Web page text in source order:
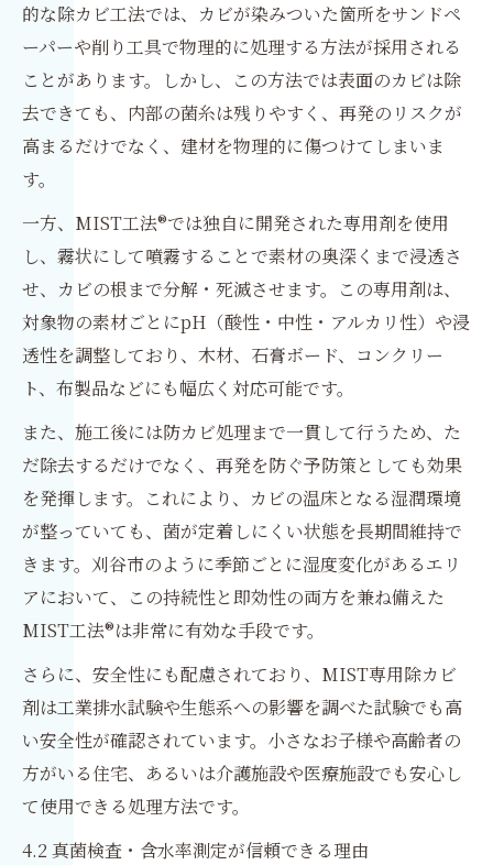
的な除カビ工法では、カビが染みついた箇所をサンドペ
ーパーや削り工具で物理的に処理する方法が採用される
ことがあります。しかし、この方法では表面のカビは除
去できても、内部の菌糸は残りやすく、再発のリスクが
高まるだけでなく、建材を物理的に傷つけてしまいま
す。
一方、MIST工法®では独自に開発された専用剤を使用
し、霧状にして噴霧することで素材の奥深くまで浸透さ
せ、カビの根まで分解・死滅させます。この専用剤は、
対象物の素材ごとにpH（酸性・中性・アルカリ性）や浸
透性を調整しており、木材、石膏ボード、コンクリー
ト、布製品などにも幅広く対応可能です。
また、施工後には防カビ処理まで一貫して行うため、た
だ除去するだけでなく、再発を防ぐ予防策としても効果
を発揮します。これにより、カビの温床となる湿潤環境
が整っていても、菌が定着しにくい状態を長期間維持で
きます。刈谷市のように季節ごとに湿度変化があるエリ
アにおいて、この持続性と即効性の両方を兼ね備えた
MIST工法®は非常に有効な手段です。
さらに、安全性にも配慮されており、MIST専用除カビ
剤は工業排水試験や生態系への影響を調べた試験でも高
い安全性が確認されています。小さなお子様や高齢者の
方がいる住宅、あるいは介護施設や医療施設でも安心し
て使用できる処理方法です。
4.2 真菌検査・含水率測定が信頼できる理由